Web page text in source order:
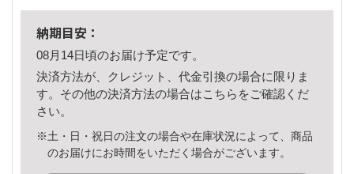
納期目安：
08月14日頃のお届け予定です。
決済方法が、クレジット、代金引換の場合に限りま
す。その他の決済方法の場合はこちら をご確認くだ
さい。
※土・日・祝日の注文の場合や在庫状況によって、商品
のお届けにお時間をいただく場合がございます。